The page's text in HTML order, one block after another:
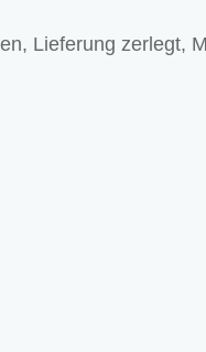
Lieferung zerlegt,